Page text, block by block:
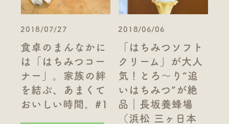
2018/07/27
食卓のまんなかに
は「はちみつコー
ナー」。家族の絆
を結ぶ、あまくて
おいしい時間。#1
2018/06/06
「はちみつソフト
クリーム」が大人
気！とろ～り“追
いはちみつ”が絶
品｜長坂養蜂場
（浜松 三ヶ日本